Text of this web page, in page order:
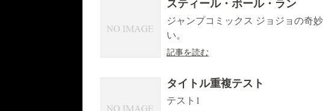
スティール・ボール・ラン
ジャンプコミックス ジョジョの奇
い。
記事を読む
タイトル重複テスト
テスト1